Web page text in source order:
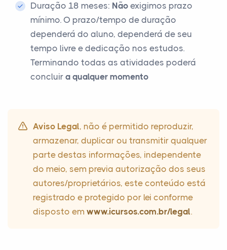
Duração 18 meses: Não exigimos prazo
mínimo. O prazo/tempo de duração
dependerá do aluno, dependerá de seu
tempo livre e dedicação nos estudos.
Terminando todas as atividades poderá
concluir a qualquer momento
Aviso Legal, não é permitido reproduzir,
armazenar, duplicar ou transmitir qualquer
parte destas informações, independente
do meio, sem previa autorização dos seus
autores/proprietários, este conteúdo está
registrado e protegido por lei conforme
disposto em www.icursos.com.br/legal.